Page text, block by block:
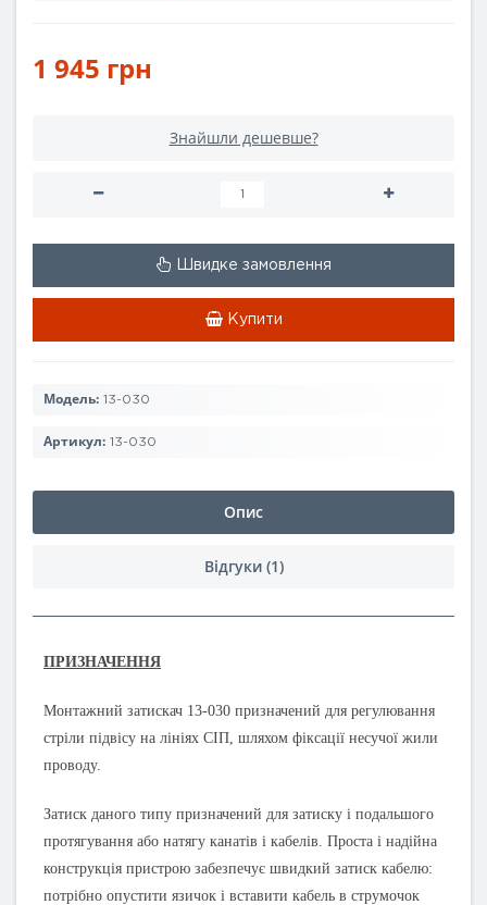
1 945 грн
Знайшли дешевше?
Швидке замовлення
Купити
Модель: 13-030
Артикул: 13-030
Опис
Відгуки (1)
ПРИЗНАЧЕННЯ
Монтажний затискач 13-030 призначений для регулювання
стріли підвісу на лініях СІП, шляхом фіксації несучої жили
проводу.
Затиск даного типу призначений для затиску і подальшого
протягування або натягу канатів і кабелів. Проста і надійна
конструкція пристрою забезпечує швидкий затиск кабелю:
потрібно опустити язичок і вставити кабель в струмочок